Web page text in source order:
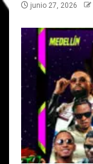
junio 27, 2026